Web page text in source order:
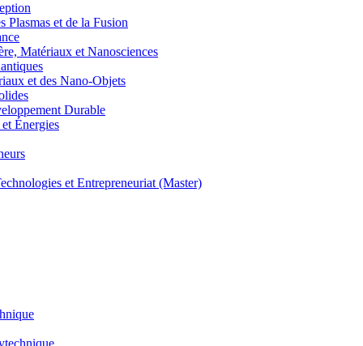
et de la Fusion
Matériaux et Nanosciences
et des Nano-Objets
Durable
Énergies
et Entrepreneuriat (Master)